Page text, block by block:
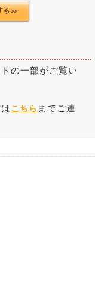
の一部がご覧い
こちら までご連